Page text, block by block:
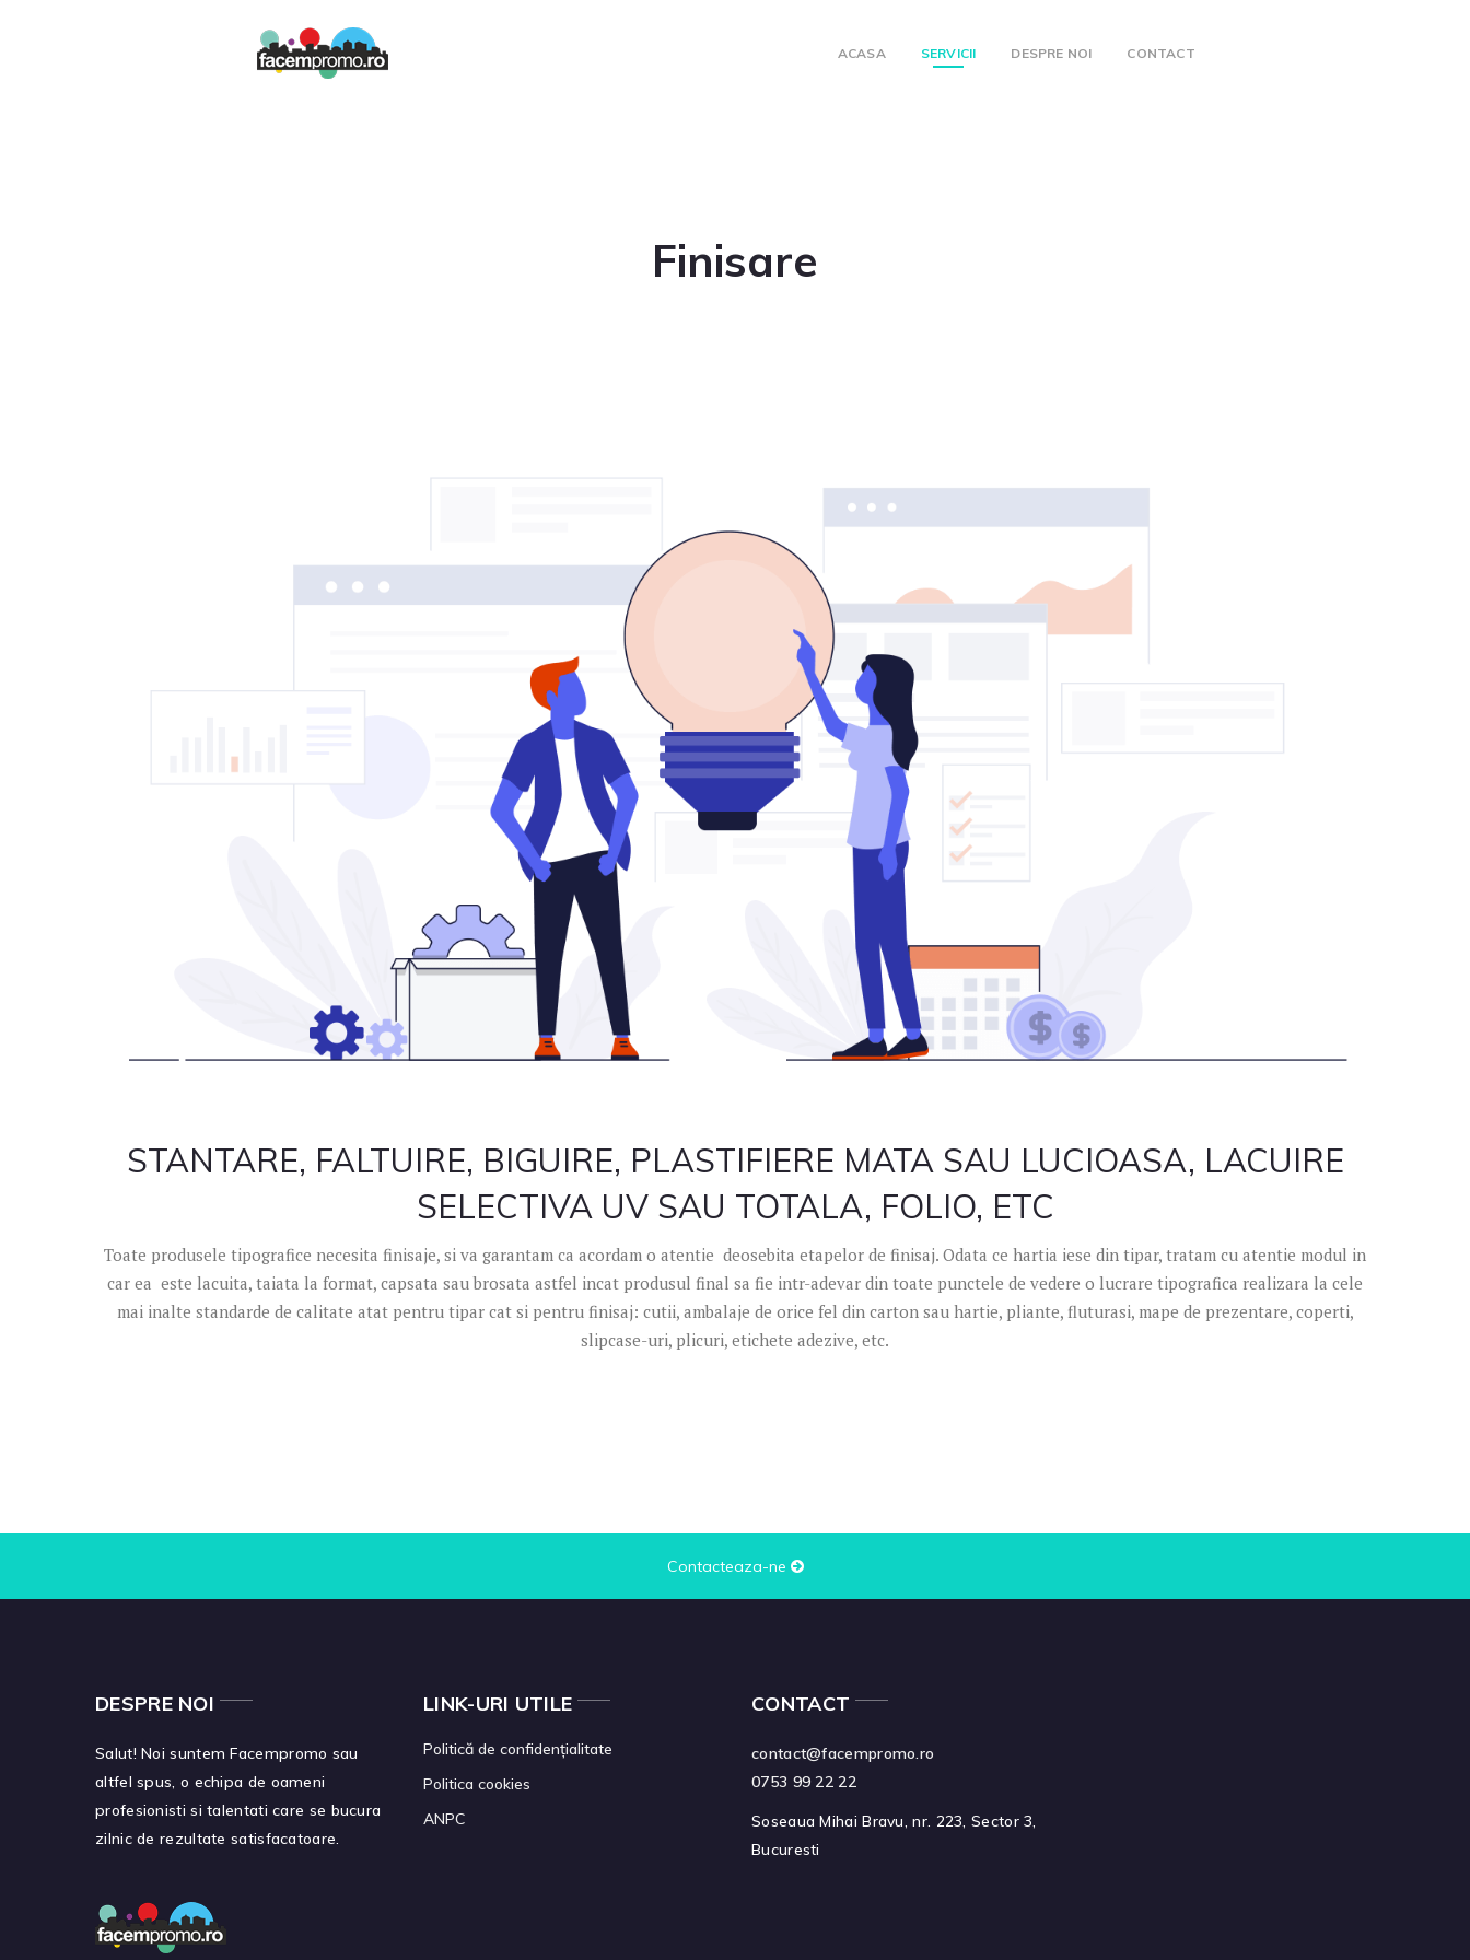
ACASA SERVICII DESPRE NOI CONTACT
Finisare
STANTARE, FALTUIRE, BIGUIRE, PLASTIFIERE MATA SAU LUCIOASA, LACUIRE
SELECTIVA UV SAU TOTALA, FOLIO, ETC
Toate produsele tipografice necesita finisaje, si va garantam ca acordam o atentie deosebita etapelor de finisaj. Odata ce hartia iese din tipar, tratam cu atentie modul in
car ea este lacuita, taiata la format, capsata sau brosata astfel incat produsul final sa fie intr-adevar din toate punctele de vedere o lucrare tipografica realizara la cele
mai inalte standarde de calitate atat pentru tipar cat si pentru finisaj: cutii, ambalaje de orice fel din carton sau hartie, pliante, fluturasi, mape de prezentare, coperti,
slipcase-uri, plicuri, etichete adezive, etc.
Contacteaza-ne
DESPRE NOI
Salut! Noi suntem Facempromo sau
altfel spus, o echipa de oameni
profesionisti si talentati care se bucura
zilnic de rezultate satisfacatoare.
LINK-URI UTILE
Politică de confidențialitate
Politica cookies
ANPC
CONTACT
contact@facempromo.ro
0753 99 22 22
Soseaua Mihai Bravu, nr. 223, Sector 3,
Bucuresti